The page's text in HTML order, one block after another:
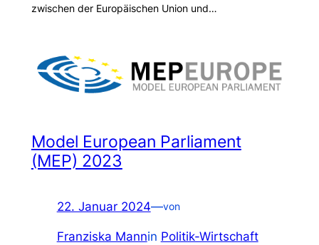
zwischen der Europäischen Union und…
Model European Parliament
(MEP) 2023
22. Januar 2024—von
Franziska Mannin Politik-Wirtschaft